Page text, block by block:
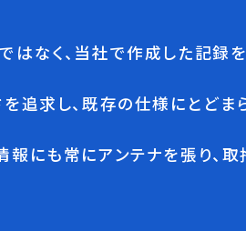
なく、当社で作成した記録
追求し、既存の仕様にとど
にも常にアンテナを張り、